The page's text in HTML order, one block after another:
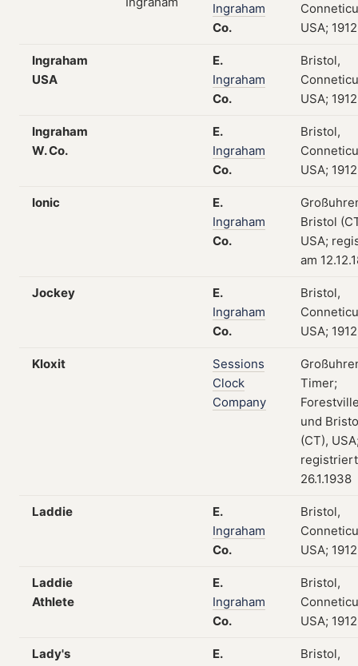
Ingraham
Co.
USA;
Ingraham
USA
E.
Ingraham
Co.
Bristol,
USA;
Ingraham
W. Co.
E.
Ingraham
Co.
Bristol,
USA;
Ionic
E.
Ingraham
Co.
Bristol
USA;
am
Jockey
E.
Ingraham
Co.
Bristol,
USA;
Kloxit
Sessions
Clock
Company
Timer;
und
(CT),
26.1.1938
Laddie
E.
Ingraham
Co.
Bristol,
USA;
Laddie
Athlete
E.
Ingraham
Co.
Bristol,
USA;
Lady's
E.
Bristol,